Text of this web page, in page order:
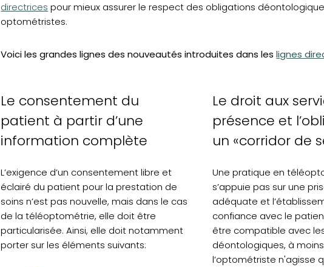
directrices pour mieux assurer le respect des obligations
optométristes.
Voici les grandes lignes des nouveautés introduites dans leslignes
Le consentement du
patient à partir d’une
information complète
L’exigence d’un consentement libre et
éclairé du patient pour la prestation de
soins n’est pas nouvelle, mais dans le cas
de la téléoptométrie, elle doit être
particularisée. Ainsi, elle doit notamment
porter sur les éléments suivants:
Le droit aux
présence et
un «corridor de
Une pratique en
s’appuie pas sur une
adéquate et
confiance avec le
être compatible avec
déontologiques, à
l’optométriste n'agisse